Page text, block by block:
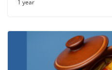
1 year